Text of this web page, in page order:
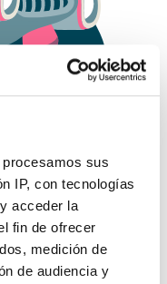
procesamos sus
IP, con tecnologías
acceder la
fin de ofrecer
medición de
de audiencia y
como
aquí.